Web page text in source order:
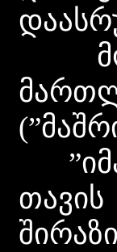
თავის